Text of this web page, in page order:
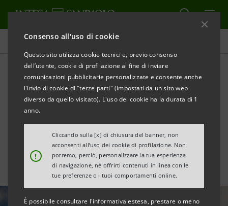
Consenso all'uso di cookie
Questo sito utilizza cookie tecnici e, previo consenso
dell’utente, cookie di profilazione al fine di inviare
comunicazioni pubblicitarie personalizzate e consente anche
l'invio di cookie di "terze parti" (impostati da un sito web
diverso da quello visitato). L'uso dei cookie ha la durata di 1
anno.
!
Cliccando sulla [x] di chiusura del banner, non
acconsenti all’uso dei cookie di profilazione. Non
potremo, perciò, personalizzare la tua esperienza
di navigazione, né offrirti contenuti in linea con le
tue preferenze o i tuoi comportamenti online.
È possibile consultare l'informativa estesa, prestare o meno
Tutte le news
Fondi ELTIF, una nuova
opportunità per investire
nelle PMI